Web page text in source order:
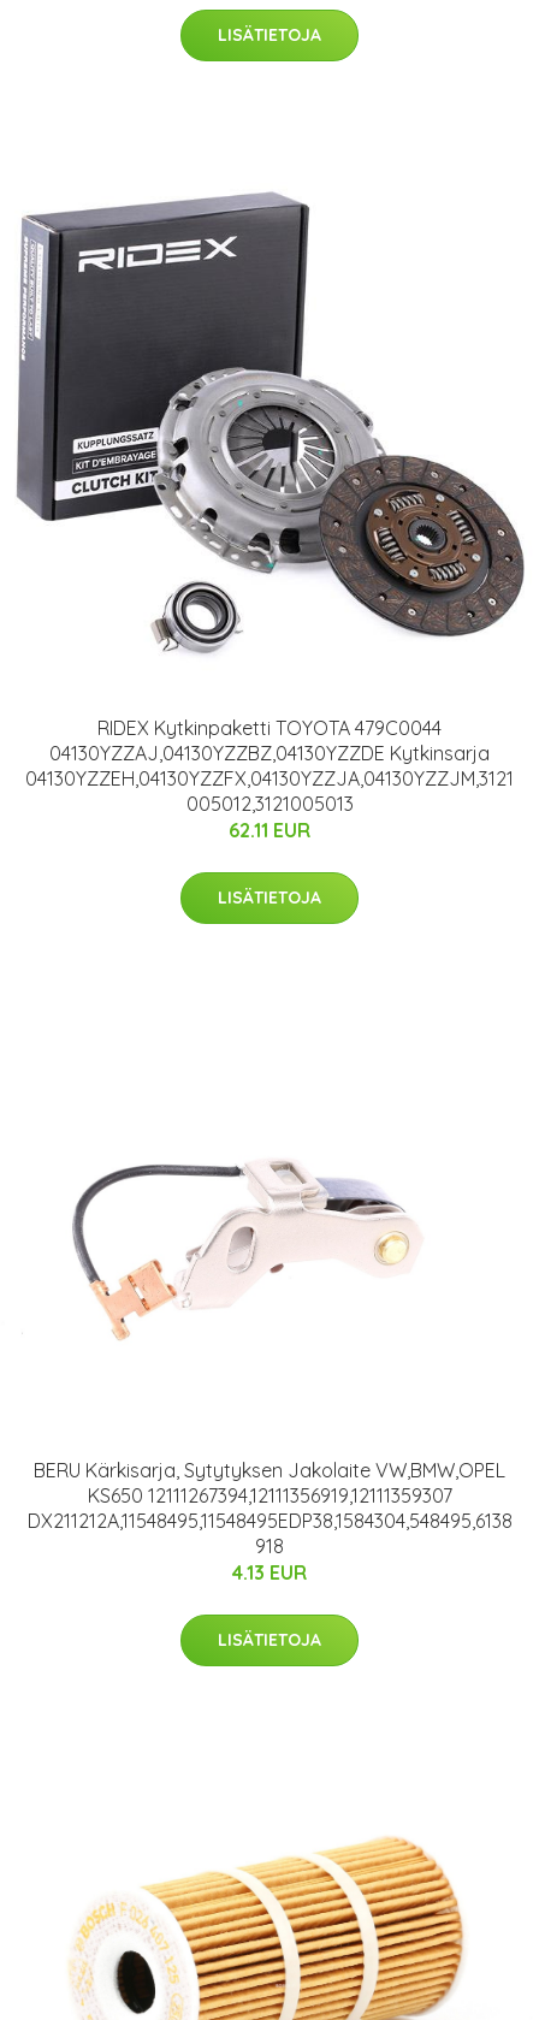
LISÄTIETOJA
RIDEX Kytkinpaketti TOYOTA 479C0044
04130YZZAJ,04130YZZBZ,04130YZZDE Kytkinsarja
04130YZZEH,04130YZZFX,04130YZZJA,04130YZZJM,3121
005012,3121005013
62.11 EUR
LISÄTIETOJA
BERU Kärkisarja, Sytytyksen Jakolaite VW,BMW,OPEL
KS650 12111267394,12111356919,12111359307
DX211212A,11548495,11548495EDP38,1584304,548495,6138
918
4.13 EUR
LISÄTIETOJA